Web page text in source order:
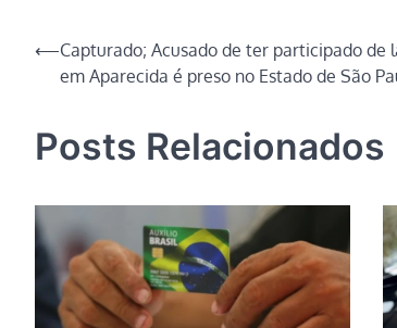
Navegação
de
⟵Capturado; Acusado de ter participado de
em Aparecida é preso no Estado de São
Posts Relacionados